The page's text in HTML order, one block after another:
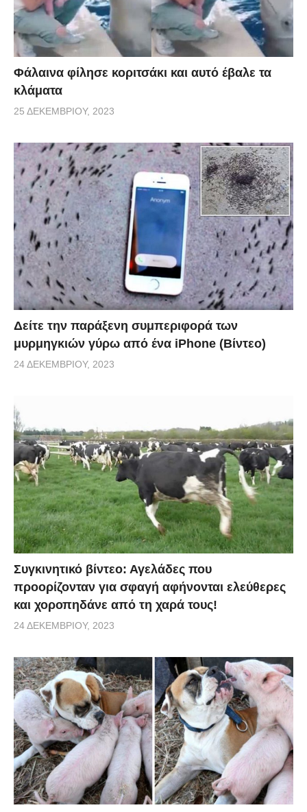
Φάλαινα φίλησε κοριτσάκι και αυτό έβαλε τα
κλάματα
25 ΔΕΚΕΜΒΡΊΟΥ, 2023
Δείτε την παράξενη συμπεριφορά των
μυρμηγκιών γύρω από ένα iPhone (Βίντεο)
24 ΔΕΚΕΜΒΡΊΟΥ, 2023
Συγκινητικό βίντεο: Αγελάδες που
προορίζονταν για σφαγή αφήνονται ελεύθερες
και χοροπηδάνε από τη χαρά τους!
24 ΔΕΚΕΜΒΡΊΟΥ, 2023